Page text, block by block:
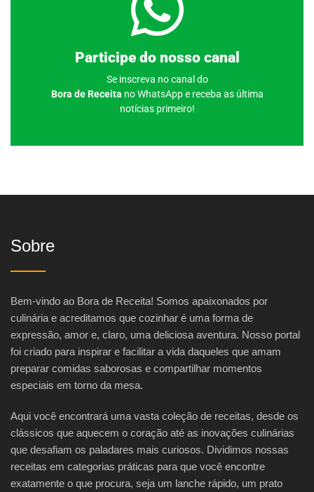
Participe do nosso canal
Se inscreva no canal do
Bora de Receita no WhatsApp e receba as última
notícias primeiro!
Clique aqui
Sobre
Bem-vindo ao Bora de Receita! Somos apaixonados por
culinária e acreditamos que cozinhar é uma forma de
expressão, amor e, claro, uma deliciosa aventura. Nosso portal
foi criado para inspirar e facilitar a vida daqueles que amam
preparar comidas saborosas e compartilhar momentos
especiais em torno da mesa.
Aqui você encontrará uma vasta coleção de receitas, desde os
clássicos que aquecem o coração até as inovações culinárias
que desafiam os paladares mais curiosos. Dividimos nossas
receitas em categorias práticas para que você encontre
exatamente o que procura, seja um lanche rápido, um prato